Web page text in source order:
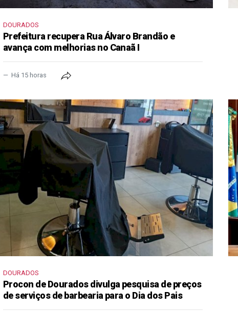
DOURADOS
Prefeitura recupera Rua Álvaro Brandão e
avança com melhorias no Canaã I
Há 15 horas
DOURADOS
Procon de Dourados divulga pesquisa de preços
de serviços de barbearia para o Dia dos Pais